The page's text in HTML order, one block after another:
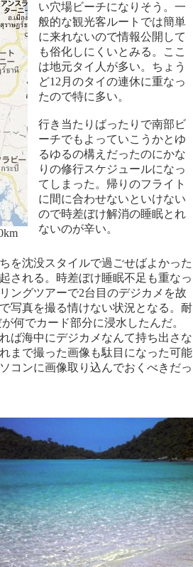
い穴場ビーチになりそう。一
般的な観光客ルートでは簡単
に来れないので情報公開して
も俗化しにくいとみる。ここ
は地元タイ人が多い。ちょう
ど12月のタイの連休に重なっ
たので特に多い。
行き当たりばったりで南部ビ
ーチでもよっていこうかとゆ
るゆるの構えだったのにかな
りの修行スケジュールになっ
てしまった。帰りのフライト
に間に合わせないといけない
ので時差ぼけ解消の睡眠とれ
ないのが辛い。
を沈没スタイルで過ごせばよかった
される。時差ぼけ睡眠不足も重なっ
ングツアーで2台目のデジカメを故
写真を撮る情けない状況となる。耐
何でカード部分に浸水したんだ。
ば海中にデジカメなんて持ち出さな
まで撮った画像も駄目になった可能
コンに画像取り込んでおくべきだっ